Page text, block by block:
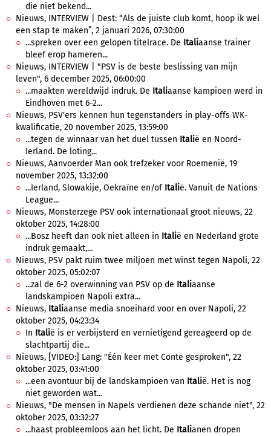
die niet bekend...
Nieuws, INTERVIEW | Dest: “Als de juiste club komt, hoop ik wel
een stap te maken”, 2 januari 2026, 07:30:00
...spreken over een gelopen titelrace. De Italiaanse trainer
bleef erop hameren...
Nieuws, INTERVIEW | "PSV is de beste beslissing van mijn
leven", 6 december 2025, 06:00:00
...maakten wereldwijd indruk. De Italiaanse kampioen werd in
Eindhoven met 6-2...
Nieuws, PSV'ers kennen hun tegenstanders in play-offs WK-
kwalificatie, 20 november 2025, 13:59:00
...tegen de winnaar van het duel tussen Italië en Noord-
Ierland. De loting...
Nieuws, Aanvoerder Man ook trefzeker voor Roemenië, 19
november 2025, 13:32:00
...Ierland, Slowakije, Oekraïne en/of Italië. Vanuit de Nations
League...
Nieuws, Monsterzege PSV ook internationaal groot nieuws, 22
oktober 2025, 14:28:00
...Bosz heeft dan ook niet alleen in Italië en Nederland grote
indruk gemaakt,...
Nieuws, PSV pakt ruim twee miljoen met winst tegen Napoli, 22
oktober 2025, 05:02:07
...zal de 6-2 overwinning van PSV op de Italiaanse
landskampioen Napoli extra...
Nieuws, Italiaanse media snoeihard voor en over Napoli, 22
oktober 2025, 04:23:34
In Italië is er verbijsterd en vernietigend gereageerd op de
slachtpartij die...
Nieuws, [VIDEO:] Lang: "Één keer met Conte gesproken", 22
oktober 2025, 03:41:00
...een avontuur bij de landskampioen van Italië. Het is nog
niet geworden wat...
Nieuws, "De mensen in Napels verdienen deze schande niet", 22
oktober 2025, 03:32:27
...haast probleemloos aan het licht. De Italianen dropen